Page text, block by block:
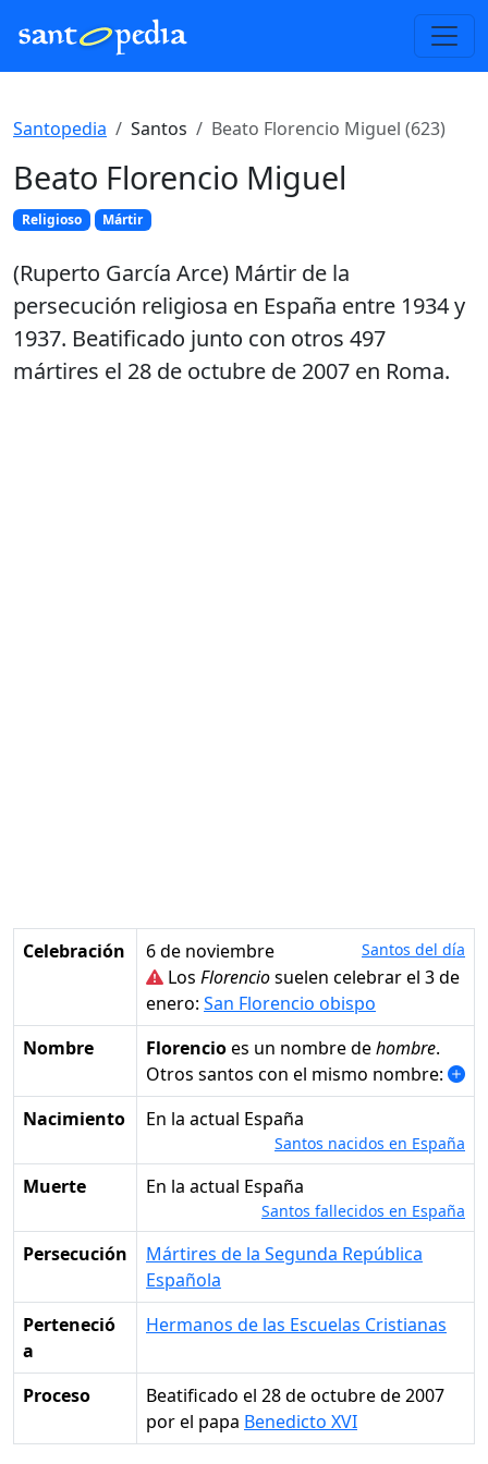
Santopedia Santos Beato Florencio Miguel (623)
Beato Florencio Miguel
Religioso Mártir
(Ruperto García Arce) Mártir de la
persecución religiosa en España entre 1934 y
1937. Beatificado junto con otros 497
mártires el 28 de octubre de 2007 en Roma.
Celebración 6 de noviembre Santos del día
Los Florenciosuelen celebrar el 3 de
enero: San Florencio obispo
Nombre
Florencioes un nombre dehombre.
Otros santos con el mismo nombre:
Nacimiento
en la actual España
Santos nacidos en España
Muerte en la actual España
Santos fallecidos en España
Persecución
Mártires de la Segunda República
Española
Perteneció
a
Hermanos de las Escuelas Cristianas
Proceso
Beatificado el 28 de octubre de 2007
por el papa Benedicto XVI